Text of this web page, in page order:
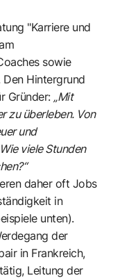
"Karriere und
sowie
Den Hintergrund
Gründer: „Mit
zu überleben. Von
und
viele Stunden
daher oft Jobs
in
unten).
der
in Frankreich,
Leitung der